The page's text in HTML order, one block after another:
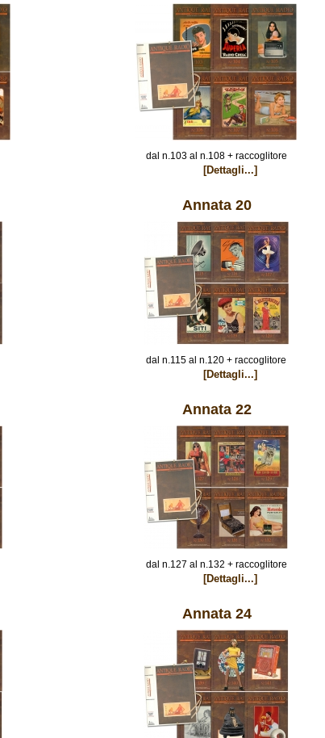
dal n.103 al n.108 + raccoglitore
[Dettagli...]
Annata 20
dal n.115 al n.120 + raccoglitore
[Dettagli...]
Annata 22
dal n.127 al n.132 + raccoglitore
[Dettagli...]
Annata 24